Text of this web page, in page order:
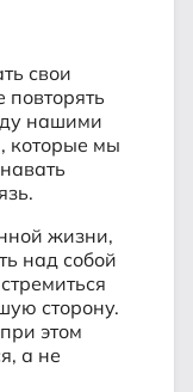
свои
нашими
которые мы
жизни,
над собой
сторону.
этом
а не